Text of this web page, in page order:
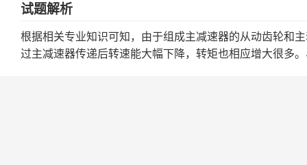
试题解析
根据相关专业知识可知，由于组成主减速器的从动齿轮和
过主减速器传递后转速能大幅下降，转矩也相应增大很多